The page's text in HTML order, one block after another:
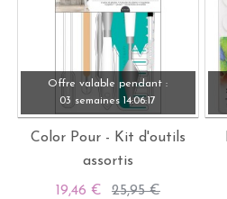
Offre valable pendant :
03 semaines 14:06:15
Color Pour - Kit d'outils
assortis
19,46 € 25,95 €